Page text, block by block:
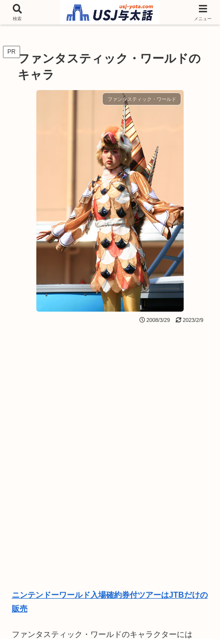
チケットやシーズンイベント ニンテンドーワールド アトラクションなどユニ
バを歩いて情報収集しています
PR ファンタスティック・ワールドの
キャラ
ファンタスティック・ワールド
2008/3/29 2023/2/9
ニンテンドーワールド入場確約券付ツアーはJTBだけの
販売
ファンタスティック・ワールドのキャラクターには
検索 メニュー